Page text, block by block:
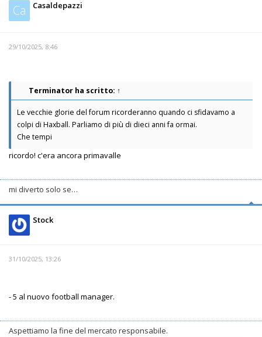
Ca Casaldepazzi
29/10/2025, 8:46
Terminator ha scritto: ↑
Le vecchie glorie del forum ricorderanno quando ci sfidavamo a
colpi di Haxball. Parliamo di più di dieci anni fa ormai.
Che tempi
ricordo! c'era ancora primavalle
mi diverto solo se…
Stock
31/10/2025, 13:26
- 5 al nuovo football manager.
Aspettiamo la fine del mercato responsabile.